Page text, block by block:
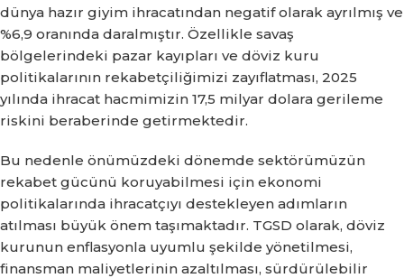
dünya hazır giyim ihracatından negatif olarak ayrılmış ve
%6,9 oranında daralmıştır. Özellikle savaş
bölgelerindeki pazar kayıpları ve döviz kuru
politikalarının rekabetçiliğimizi zayıflatması, 2025
yılında ihracat hacmimizin 17,5 milyar dolara gerileme
riskini beraberinde getirmektedir.
Bu nedenle önümüzdeki dönemde sektörümüzün
rekabet gücünü koruyabilmesi için ekonomi
politikalarında ihracatçıyı destekleyen adımların
atılması büyük önem taşımaktadır. TGSD olarak, döviz
kurunun enflasyonla uyumlu şekilde yönetilmesi,
finansman maliyetlerinin azaltılması, sürdürülebilir